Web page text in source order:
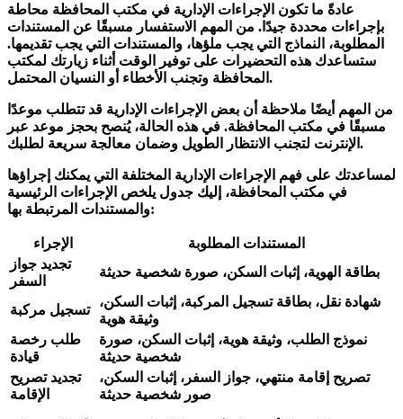
عادةً ما تكون الإجراءات الإدارية في مكتب المحافظة محاطة
بإجراءات محددة جيدًا. من المهم الاستفسار مسبقًا عن المستندات
المطلوبة، النماذج التي يجب ملؤها، والمستندات التي يجب تقديمها.
ستساعدك هذه التحضيرات على توفير الوقت أثناء زيارتك لمكتب
المحافظة وتجنب الأخطاء أو النسيان المحتمل.
من المهم أيضًا ملاحظة أن بعض الإجراءات الإدارية قد تتطلب موعدًا
مسبقًا في مكتب المحافظة. في هذه الحالة، يُنصح بحجز موعد عبر
الإنترنت لتجنب الانتظار الطويل وضمان معالجة سريعة لطلبك.
لمساعدتك على فهم الإجراءات الإدارية المختلفة التي يمكنك إجراؤها
في مكتب المحافظة، إليك جدول يلخص الإجراءات الرئيسية
والمستندات المرتبطة بها:
الإجراء
المستندات المطلوبة
تجديد جواز
السفر
بطاقة الهوية، إثبات السكن، صورة شخصية حديثة
تسجيل مركبة
شهادة نقل، بطاقة تسجيل المركبة، إثبات السكن،
وثيقة هوية
طلب رخصة
قيادة
نموذج الطلب، وثيقة هوية، إثبات السكن، صورة
شخصية حديثة
تجديد تصريح
الإقامة
تصريح إقامة منتهي، جواز السفر، إثبات السكن،
صور شخصية حديثة